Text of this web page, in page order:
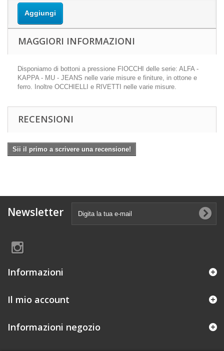
Aggiungi
MAGGIORI INFORMAZIONI
Disponiamo di bottoni a pressione FIOCCHI delle serie: ALFA -
KAPPA - MU - JEANS nelle varie misure e finiture, in ottone e
ferro. Inoltre OCCHIELLI e RIVETTI nelle varie misure.
RECENSIONI
Sii il primo a scrivere una recensione!
Newsletter
Informazioni
Il mio account
Informazioni negozio